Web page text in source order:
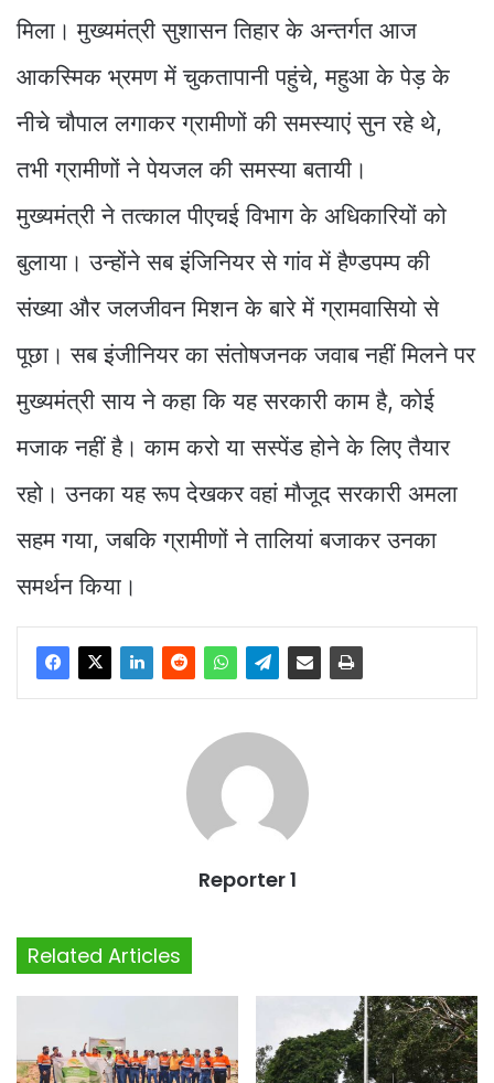
मिला। मुख्यमंत्री सुशासन तिहार के अन्तर्गत आज
आकस्मिक भ्रमण में चुकतापानी पहुंचे, महुआ के पेड़ के
नीचे चौपाल लगाकर ग्रामीणों की समस्याएं सुन रहे थे,
तभी ग्रामीणों ने पेयजल की समस्या बतायी।
मुख्यमंत्री ने तत्काल पीएचई विभाग के अधिकारियों को
बुलाया। उन्होंने सब इंजिनियर से गांव में हैण्डपम्प की
संख्या और जलजीवन मिशन के बारे में ग्रामवासियो से
पूछा। सब इंजीनियर का संतोषजनक जवाब नहीं मिलने पर
मुख्यमंत्री साय ने कहा कि यह सरकारी काम है, कोई
मजाक नहीं है। काम करो या सस्पेंड होने के लिए तैयार
रहो। उनका यह रूप देखकर वहां मौजूद सरकारी अमला
सहम गया, जबकि ग्रामीणों ने तालियां बजाकर उनका
समर्थन किया।
Reporter 1
Related Articles